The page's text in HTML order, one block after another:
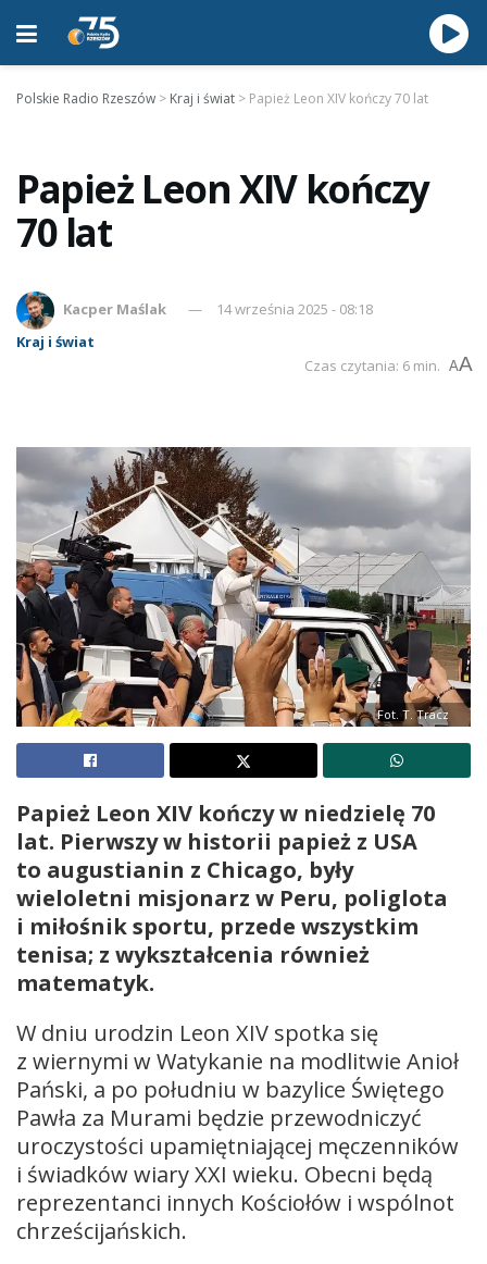
Polskie Radio Rzeszów > Kraj i świat > Papież Leon XIV kończy 70 lat
Papież Leon XIV kończy
70 lat
Kacper Maślak
14 września 2025 - 08:18
Kraj i świat
Czas czytania: 6 min. AA
Fot. T. Tracz
Papież Leon XIV kończy w niedzielę 70
lat. Pierwszy w historii papież z USA
to augustianin z Chicago, były
wieloletni misjonarz w Peru, poliglota
i miłośnik sportu, przede wszystkim
tenisa; z wykształcenia również
matematyk.
W dniu urodzin Leon XIV spotka się
z wiernymi w Watykanie na modlitwie Anioł
Pański, a po południu w bazylice Świętego
Pawła za Murami będzie przewodniczyć
uroczystości upamiętniającej męczenników
i świadków wiary XXI wieku. Obecni będą
reprezentanci innych Kościołów i wspólnot
chrześcijańskich.